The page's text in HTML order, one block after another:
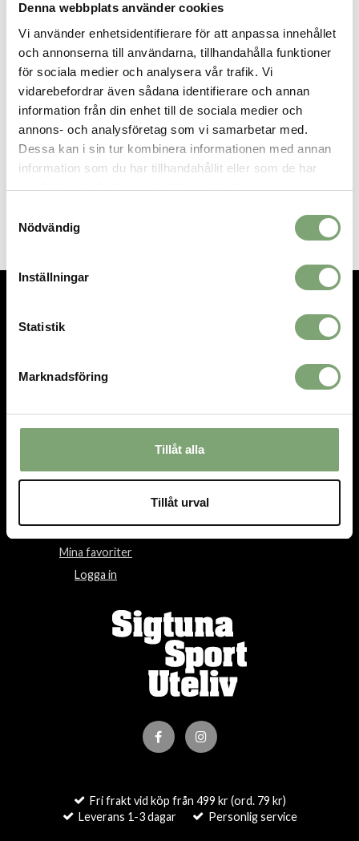
Denna webbplats använder cookies
Vi använder enhetsidentifierare för att anpassa innehållet
och annonserna till användarna, tillhandahålla funktioner
för sociala medier och analysera vår trafik. Vi
vidarebefordrar även sådana identifierare och annan
information från din enhet till de sociala medier och
annons- och analysföretag som vi samarbetar med.
Dessa kan i sin tur kombinera informationen med annan
information som du har tillhandahållit eller som de har
samlat in när du har använt deras tjänster.
Nödvändig
Inställningar
Statistik
Marknadsföring
Tillåt alla
Tillåt urval
passformen för en bekväm känsla. Ett reflekterande spänne ger
Specifikation:
Huvudmaterial: 100% Polyester
SPARA SOM FAVORIT
Artikelnummer:
Öppettider:
Mån-fre 10-18, Lör 10-15, Sön 12-15
HANDLA
Kontakta oss
Mina favoriter
Logga in
INFORMATION
Om cookies
Fri frakt vid köp från 499 kr (ord. 79 kr)
Leverans 1-3 dagar
Personlig service